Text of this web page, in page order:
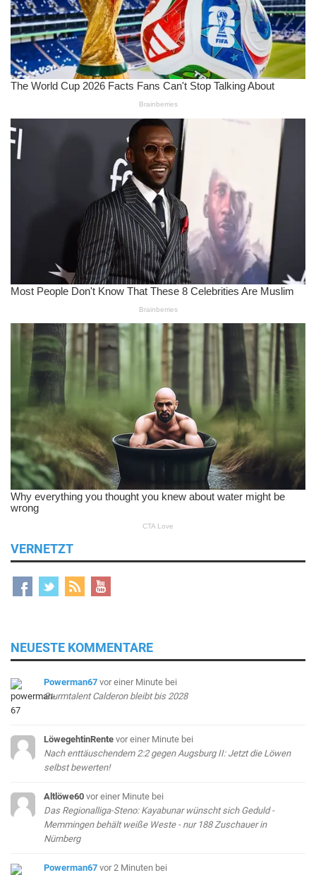
VERNETZT
NEUESTE KOMMENTARE
Powerman67 vor einer Minute bei
Sturmtalent Calderon bleibt bis 2028
LöwegehtinRente vor einer Minute bei
Nach enttäuschendem 2:2 gegen Augsburg II: Jetzt die Löwen
selbst bewerten!
Altlöwe60 vor einer Minute bei
Das Regionalliga-Steno: Kayabunar wünscht sich Geduld -
Memmingen behält weiße Weste - nur 188 Zuschauer in
Nürnberg
Powerman67 vor 2 Minuten bei